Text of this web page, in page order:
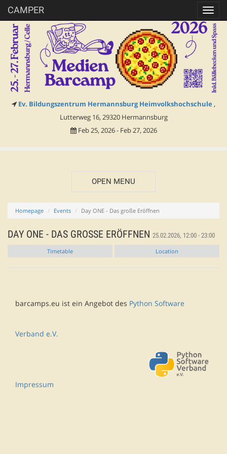
CAMPER
Ev. Bildungszentrum Hermannsburg Heimvolkshochschule ,
Lutterweg 16, 29320 Hermannsburg
Feb 25, 2026 - Feb 27, 2026
OPEN MENU
Homepage Events Day ONE - Das große Eröffnen
DAY ONE - DAS GROSSE ERÖFFNEN 25.02.2026, 12:00 - 23:00
Timetable Location
barcamps.eu ist ein Angebot des Python Software
Verband e.V.
Impressum